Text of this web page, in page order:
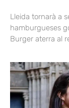
Lleida tornarà a
hamburgueses
Burger aterra al